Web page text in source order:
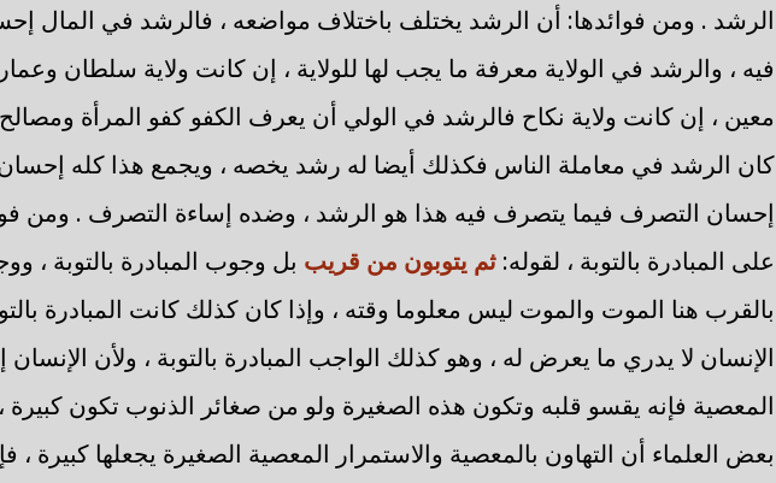
الرشد . ومن فوائدها: أن الرشد يختلف باختلاف مواضعه ، فالرشد في المال
فيه ، والرشد في الولاية معرفة ما يجب لها للولاية ، إن كانت ولاية سلطان
معين ، إن كانت ولاية نكاح فالرشد في الولي أن يعرف الكفو كفو المرأة ومصالح
كان الرشد في معاملة الناس فكذلك أيضا له رشد يخصه ، ويجمع هذا كله
إحسان التصرف فيما يتصرف فيه هذا هو الرشد ، وضده إساءة التصرف . ومن
على المبادرة بالتوبة ، لقوله: ثم يتوبون من قريب بل وجوب المبادرة بالتوبة ،
بالقرب هنا الموت والموت ليس معلوما وقته ، وإذا كان كذلك كانت المبادرة
الإنسان لا يدري ما يعرض له ، وهو كذلك الواجب المبادرة بالتوبة ، ولأن
المعصية فإنه يقسو قلبه وتكون هذه الصغيرة ولو من صغائر الذنوب تكون كبيرة ،
بعض العلماء أن التهاون بالمعصية والاستمرار المعصية الصغيرة يجعلها كبيرة ،